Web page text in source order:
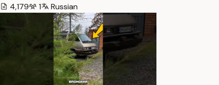
4,179
1 Russian